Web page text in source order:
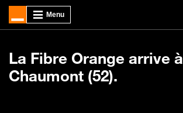
La Fibre Orange arrive à
Chaumont (52).